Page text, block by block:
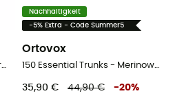
Aksla Baselayer Pants - Thermische Merinowollstrumpfhose - Herren
Nachhaltigkeit
-5% Extra - Code Summer5
Ortovox
150 Essential Trunks - Merinowolle Laufunterhosen
35,90 € 44,90 € -20%